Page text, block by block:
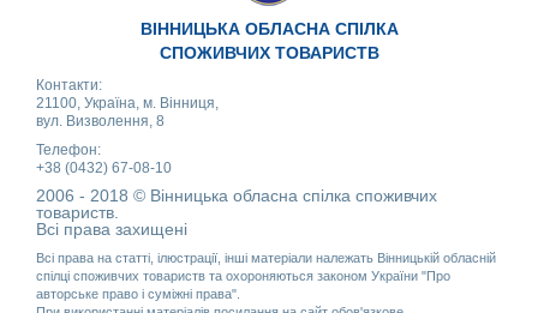
ВІННИЦЬКА ОБЛАСНА СПІЛКА
СПОЖИВЧИХ ТОВАРИСТВ
Контакти:
21100, Україна, м. Вінниця,
вул. Визволення, 8
Телефон:
+38 (0432) 67-08-10
2006 - 2018 © Вінницька обласна спілка споживчих
товариств.
Всі права захищені
Всі права на статті, ілюстрації, інші матеріали належать Вінницькій обласній
спілці споживчих товариств та охороняються законом України "Про
авторське право і суміжні права".